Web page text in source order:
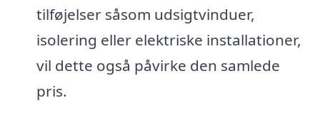
tilføjelser såsom udsigtvinduer,
isolering eller elektriske installationer,
vil dette også påvirke den samlede
pris.